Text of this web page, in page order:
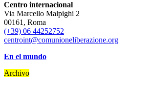
Centro internacional
Via Marcello Malpighi 2
00161, Roma
(+39) 06 44252752
centroint@comunioneliberazione.org
En el mundo
Archivo